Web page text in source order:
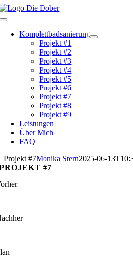
Zum
Inhalt
Toggle
NavigationKomplettbadsanierung
Projekt #1
Projekt #2
Projekt #3
Projekt #4
Projekt #5
Projekt #6
Projekt #7
Projekt #8
Projekt #9
Leistungen
Über Mich
FAQ
Projekt #7Monika Stern2025-06-
PROJEKT #7